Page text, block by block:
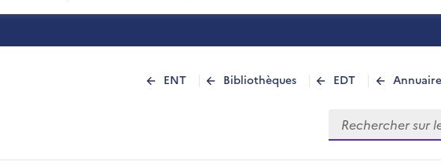
ENT Bibliothèques EDT Annuaire
Rechercher sur le